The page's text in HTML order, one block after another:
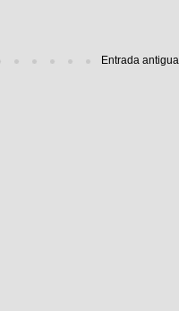
Entrada antigua